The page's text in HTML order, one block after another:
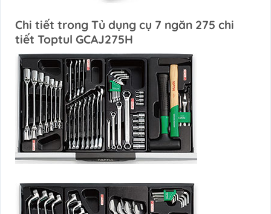
Chi tiết trong Tủ dụng cụ 7 ngăn 275 chi
tiết Toptul GCAJ275H